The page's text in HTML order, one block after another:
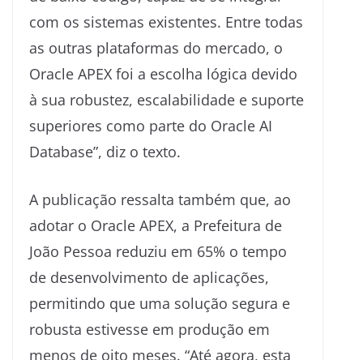
com os sistemas existentes. Entre todas
as outras plataformas do mercado, o
Oracle APEX foi a escolha lógica devido
à sua robustez, escalabilidade e suporte
superiores como parte do Oracle AI
Database”, diz o texto.
A publicação ressalta também que, ao
adotar o Oracle APEX, a Prefeitura de
João Pessoa reduziu em 65% o tempo
de desenvolvimento de aplicações,
permitindo que uma solução segura e
robusta estivesse em produção em
menos de oito meses. “Até agora, esta